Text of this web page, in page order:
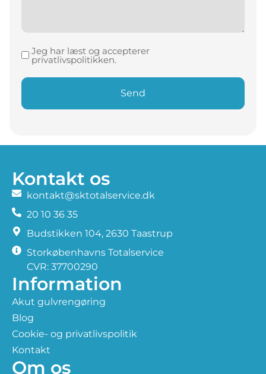
Samtykke
(Påkrævet)
Jeg har læst og accepterer
privatlivspolitikken.
Kontakt os
kontakt@sktotalservice.dk
20 10 36 35
​Budstikken 104, 2630 Taastrup
Storkøbenhavns Totalservice
CVR: 37700290
Information
Akut gulvrengøring
Blog
Cookie- og privatlivspolitik
Kontakt
Om os